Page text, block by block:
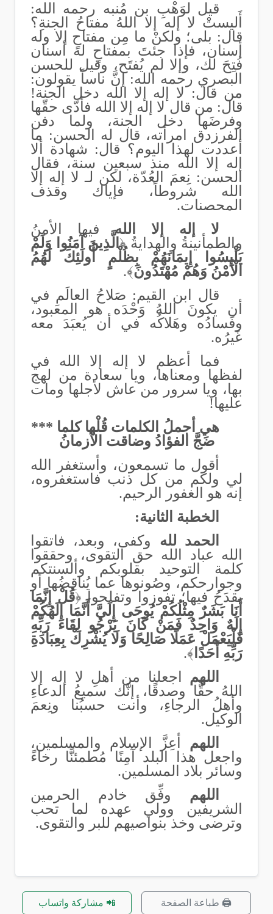
قيل لوَهْبِ بن مُنبه رحمه الله:
أَليستْ لا إله إلا اللهُ مفتاحُ الجنةِ؟
قال: بلى؛ ولكنْ ما مِن مفتاحٍ إلا وله
أسنان، فإذا جئتَ بمفتاحٍ له أسنان
فُتِحَ لك، وإلا لم يُفتَح، وقيل للحسن
البصري رحمه الله: إنَّ ناساً يقولون:
من قال: لا إله إلا الله دخل الجنة!
قال: من قال لا إله إلا الله فأدّى حقّها
وفرضَها دخل الجنة، ولما دفن
الفرزدق امرأته، قال له الحسن: ما
أعددت لهذا اليوم؟ قال: شهادة ألا
إله إلا الله منذ سبعين سنة، فقال
الحسن: نِعمَ العُدّة، لكن لـ لا إله إلا
الله شروطاً، فإياك وقذف
المحصنات.
لا إله إلا اللهفيها الأمنُ
والطمأنينةُ والهدايةُ ﴿الَّذِينَ آمَنُوا وَلَمْ
يَلْبِسُوا إِيمَانَهُمْ بِظُلْمٍ أُولَئِكَ لَهُمُ
الْأَمْنُ وَهُمْ مُهْتَدُونَ﴾.
قال ابن القيم: صَلاحُ العالَمِ في
أن يكونَ اللهُ وَحْدَه هو المعبود،
وفَسادُه وهَلاكُه في أن يُعبَدَ معه
غَيرُه.
فما أعظم لا إله إلا الله في
لفظها ومعناها، ويا سعادة من لهج
بها، ويا سرور من عاش لأجلها ومات
عليها!
هي أجملُ الكلمات قُلْها كلما ***
ضَجَّ الفؤادُ وضاقت الأزمانُ
أقول ما تسمعون، وأستغفر الله
لي ولكم من كل ذنب فاستغفروه،
إنه هو الغفور الرحيم.
الخطبة الثانية:
الحمد لله وكفى، وبعد، فاتقوا
الله عباد الله حق التقوى، وحققوا
كلمة التوحيد بقلوبكم وألسنتكم
وجوارحكم، وصُونوها عما يُناقِضُها أو
يقدَحُ فيها؛ تفوزوا وتفلحوا﴿قُلْ إِنَّمَا
أَنَا بَشَرٌ مِثْلُكُمْ يُوحَى إِلَيَّ أَنَّمَا إِلَهُكُمْ
إِلَهٌ وَاحِدٌ فَمَنْ كَانَ يَرْجُو لِقَاءَ رَبِّهِ
فَلْيَعْمَلْ عَمَلًا صَالِحًا وَلَا يُشْرِكْ بِعِبَادَةِ
رَبِّهِ أَحَدًا ﴾.
اللهم اجعلنا من أهلِ لا إله إلا
اللهُ حقًّا وصدقًا، إنَّك سميعُ الدعاءِ
وأهلُ الرجاءِ، وأنت حسبُنا ونِعمَ
الوكيل.
اللهم أعِزَّ الإسلام والمسلمين،
واجعل هذا البلد آمِنًا مُطمئنًّا رخاءً
وسائر بلاد المسلمين.
اللهم وفِّق خادم الحرمين
الشريفين وولي عهده لما تحب
وترضى وخذ بنواصيهم للبر والتقوى.
🖨️ طباعة الصفحة 📲 مشاركة واتساب